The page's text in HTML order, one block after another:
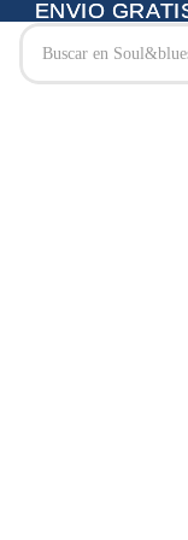
ENVIO
ENVIO